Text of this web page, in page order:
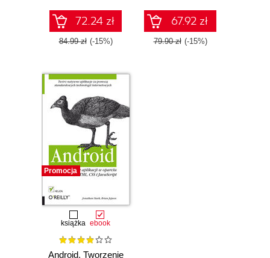
72.24 zł
84.99 zł (-15%)
67.92 zł
79.90 zł (-15%)
Promocja
książka ebook
Android. Tworzenie